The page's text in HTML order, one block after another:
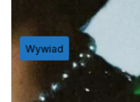
Wywiad